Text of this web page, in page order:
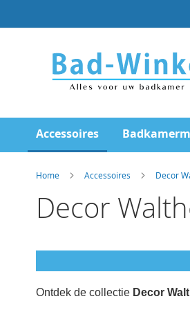
direct
naar
inhoud
Accessoires
Home Accessoires Decor
Decor
Ontdek de collectie Decor